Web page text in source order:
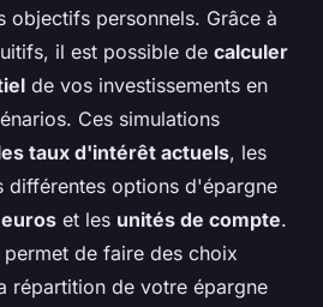
objectifs personnels. Grâce à
il est possible de calculer
de vos investissements en
Ces simulations
taux d'intérêt actuels, les
différentes options d'épargne
et les unités de compte.
de faire des choix
répartition de votre épargne